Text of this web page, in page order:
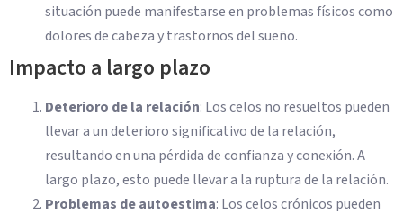
situación puede manifestarse en problemas físicos como
dolores de cabeza y trastornos del sueño.
Impacto a largo plazo
Deterioro de la relación: Los celos no resueltos pueden
llevar a un deterioro significativo de la relación,
resultando en una pérdida de confianza y conexión. A
largo plazo, esto puede llevar a la ruptura de la relación.
Problemas de autoestima: Los celos crónicos pueden